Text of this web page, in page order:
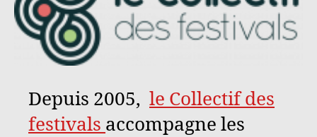
Depuis 2005, le Collectif des
festivals accompagne les